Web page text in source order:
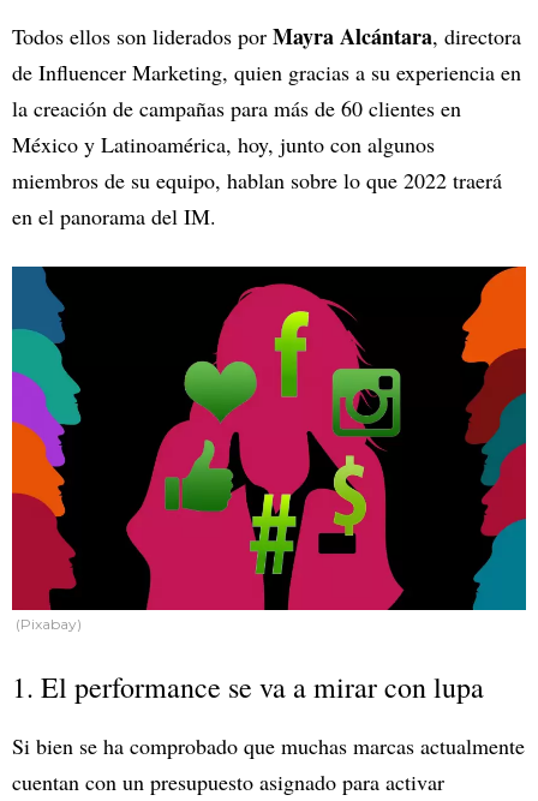
Todos ellos son liderados por Mayra Alcántara, directora
de Influencer Marketing, quien gracias a su experiencia en
la creación de campañas para más de 60 clientes en
México y Latinoamérica, hoy, junto con algunos
miembros de su equipo, hablan sobre lo que 2022 traerá
en el panorama del IM.
(Pixabay)
1. El performance se va a mirar con lupa
Si bien se ha comprobado que muchas marcas actualmente
cuentan con un presupuesto asignado para activar